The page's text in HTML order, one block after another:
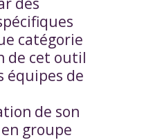
catégorie
de cet outil
équipes de
de son
groupe